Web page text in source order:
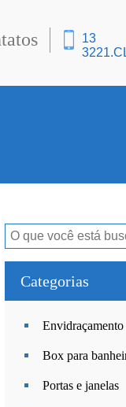
13
3221.
Categorias
Envidraçamento
Box para
Portas e janelas